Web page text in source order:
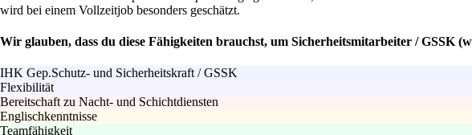
wird bei einem Vollzeitjob besonders geschätzt.
Wir glauben, dass du diese Fähigkeiten brauchst, um Sicherheitsmitarbeiter / GSSK
IHK Gep.Schutz- und Sicherheitskraft / GSSK
Flexibilität
Bereitschaft zu Nacht- und Schichtdiensten
Englischkenntnisse
Teamfähigkeit